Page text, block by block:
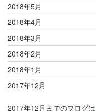
2018年5月
2018年4月
2018年3月
2018年2月
2018年1月
2017年12月
2017年12月までのブログは